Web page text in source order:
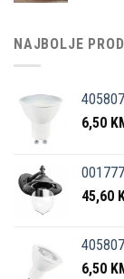
NAJBOLJE
6,50
45,60
6,50